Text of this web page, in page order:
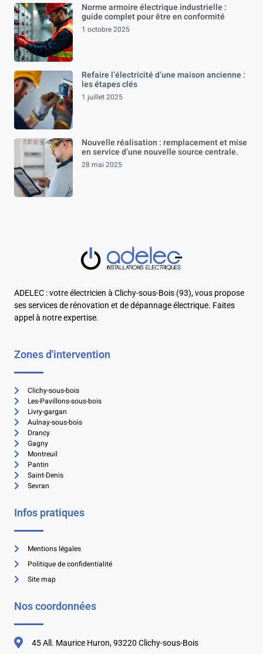
Norme armoire électrique industrielle :
guide complet pour être en conformité
1 octobre 2025
Refaire l’électricité d’une maison ancienne :
les étapes clés
1 juillet 2025
Nouvelle réalisation : remplacement et mise
en service d’une nouvelle source centrale.
28 mai 2025
ADELEC : votre électricien à Clichy-sous-Bois (93), vous propose
ses services de rénovation et de dépannage électrique. Faites
appel à notre expertise.
Zones d'intervention
Clichy-sous-bois
Les-Pavillons-sous-bois
Livry-gargan
Aulnay-sous-bois
Drancy
Gagny
Montreuil
Pantin
Saint-Denis
Sevran
Infos pratiques
Mentions légales
Politique de confidentialité
Site map
Nos coordonnées
45 All. Maurice Huron, 93220 Clichy-sous-Bois